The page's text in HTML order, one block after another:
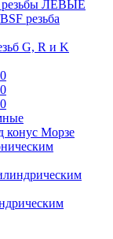
резьбы ЛЕВЫЕ
резьба
G, R и K
конус Морзе